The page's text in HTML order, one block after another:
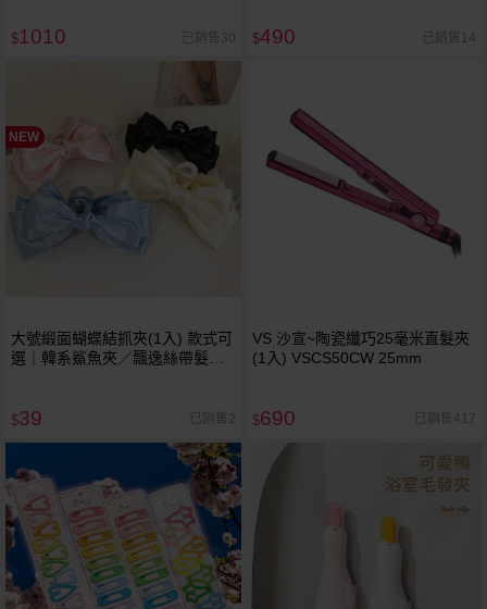
$1010 已銷售30 $490 已銷售14
NEW
大號緞面蝴蝶結抓夾(1入) 款式可
選｜韓系鯊魚夾／飄逸絲帶髮夾
$39 已銷售2
VS 沙宣~陶瓷纖巧25毫米直髮夾
(1入) VSCS50CW 25mm
$690 已銷售417